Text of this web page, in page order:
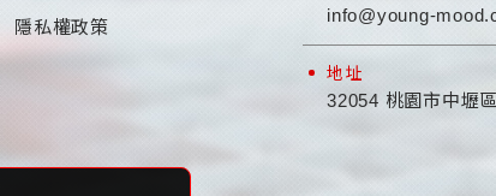
隱私權政策
info@young-
地址
32054 桃園市中壢